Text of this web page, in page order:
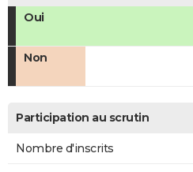
Oui
Non
Participation au scrutin
Nombre d'inscrits